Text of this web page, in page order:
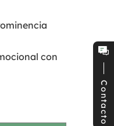
con
Contacto